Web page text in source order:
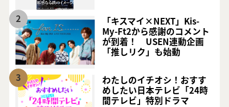
2
「キスマイ×NEXT」Kis-
My-Ft2から感謝のコメント
が到着！ USEN連動企画
「推しリク」も始動
3
わたしのイチオシ！おすす
めしたい日本テレビ「24時
間テレビ」特別ドラマ